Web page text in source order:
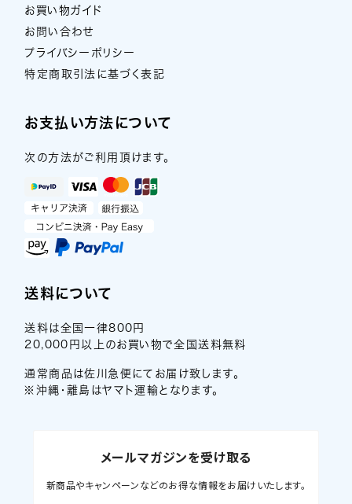
お買い物ガイド
お問い合わせ
プライバシーポリシー
特定商取引法に基づく表記
お支払い方法について
次の方法がご利用頂けます。
送料について
送料は全国一律800円
20,000円以上のお買い物で全国送料無料
通常商品は佐川急便にてお届け致します。
※沖縄・離島はヤマト運輸となります。
メールマガジンを受け取る
新商品やキャンペーンなどのお得な情報をお届けいたします。